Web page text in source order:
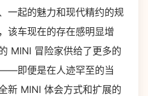
一起的魅力和现代精约的规
该车现在的存在感明显增
MINI 冒险家供给了更多的
即便是在人迹罕至的当
新 MINI 体会方式和扩展的